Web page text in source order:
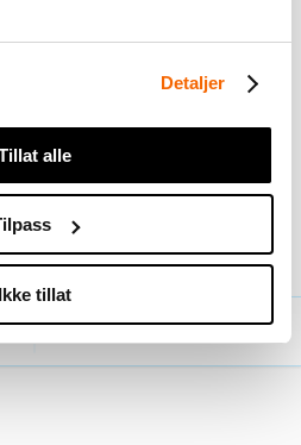
Detaljer
alle
Ikke tillat
sculling holde balansen og